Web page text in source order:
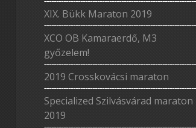
XIX. Bükk Maraton 2019
XCO OB Kamaraerdő, M3
győzelem!
2019 Crosskovácsi maraton
Specialized Szilvásvárad maraton
2019